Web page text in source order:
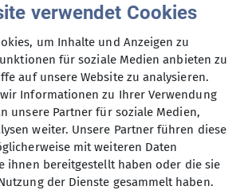
im
Wald
trafen sich am 21. Februar
verwendet Cookies
um Inhalte und Anzeigen zu
für soziale Medien anbieten zu
auf unsere Website zu analysieren.
Informationen zu Ihrer Verwendung
unsere Partner für soziale Medien,
weiter. Unsere Partner führen diese
mit weiteren Daten
ihnen bereitgestellt haben oder die sie
der Dienste gesammelt haben.